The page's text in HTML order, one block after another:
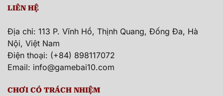
LIÊN HỆ
Địa chỉ: 113 P. Vĩnh Hồ, Thịnh Quang, Đống Đa, Hà
Nội, Việt Nam
Điện thoại: (+84) 898117072
Email: info@gamebai10.com
CHƠI CÓ TRÁCH NHIỆM